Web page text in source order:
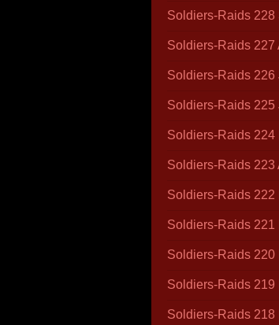
Soldiers-Raids 228
Soldiers-Raids 227
Soldiers-Raids 226
Soldiers-Raids 225
Soldiers-Raids 224
Soldiers-Raids 223
Soldiers-Raids 222
Soldiers-Raids 221
Soldiers-Raids 220
Soldiers-Raids 219
Soldiers-Raids 218